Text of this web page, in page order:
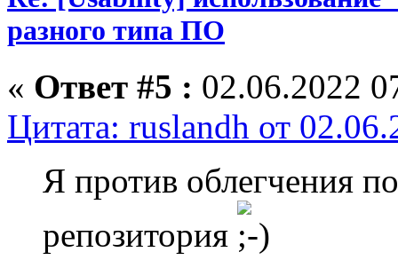
разного типа ПО
« Ответ #5 : 02.06.2022
Цитата: ruslandh от
Я против облегчения
репозитория